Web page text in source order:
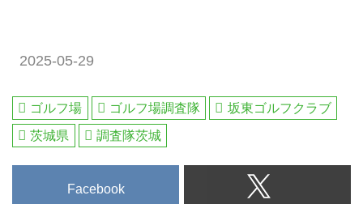
をスタート！名義変更料と会員権
代金を合算したコミコミプランで
の販売です！ご売却やご相続等の
2025-05-29
ゴルフ場 ゴルフ場調査隊
坂東ゴルフクラブ
茨城県
調査隊茨城
Facebook